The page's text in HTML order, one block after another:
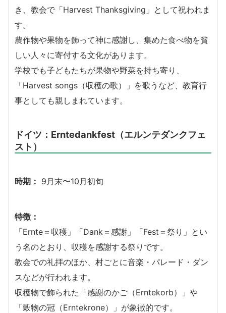
き、教会で「Harvest Thanksgiving」として祝われま
す。
農作物や果物を飾って神に感謝し、集めた食べ物を貧
しい人々に寄付する文化があります。
学校でも子どもたちが果物や野菜を持ち寄り、
「Harvest songs（収穫の歌）」を歌うなど、教育行
事としても親しまれています。
ドイツ：Erntedankfest（エルンテダンクフェ
スト）
時期： 9月末〜10月初旬
特徴：
「Ernte＝収穫」「Dank＝感謝」「Fest＝祭り」とい
う名のとおり、収穫を感謝する祭りです。
教会での礼拝のほか、村ごとに音楽・パレード・ダン
スなどが行われます。
収穫物で飾られた「感謝のかご（Erntekorb）」や
「穀物の冠（Erntekrone）」が象徴的です。